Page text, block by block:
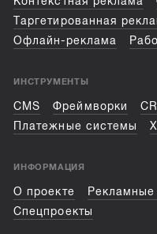
Таргетированная
Офлайн-реклама
ИНСТРУМЕНТЫ
CMS Фреймворки
Платежные системы
ИНФОРМАЦИЯ
О проекте
Спецпроекты